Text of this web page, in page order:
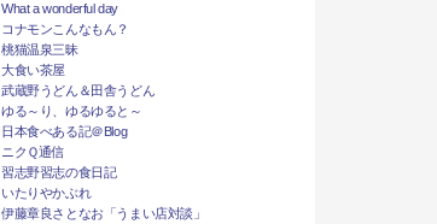
What a wonderful day
コナモンこんなもん？
桃猫温泉三昧
大食い茶屋
武蔵野うどん＆田舎うどん
ゆる～り、ゆるゆると～
日本食べある記＠Blog
ニクＱ通信
習志野習志の食日記
いたりやかぶれ
伊藤章良さとなお「うまい店対談」